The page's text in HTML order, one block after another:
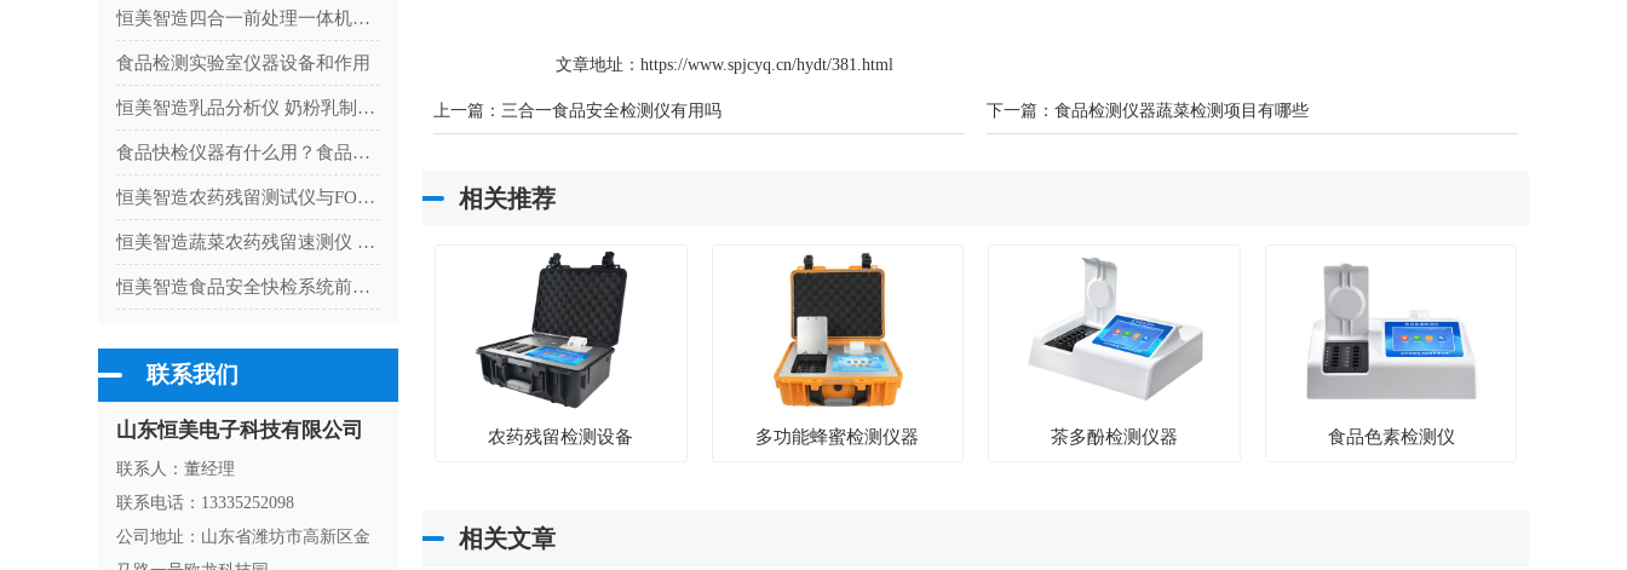
恒美智造四合一前处理一体机技术白皮书：食品前处理技术深度解读
食品检测实验室仪器设备和作用
恒美智造乳品分析仪 奶粉乳制品成分检测仪器客户案例集：多场景真实应用实录
食品快检仪器有什么用？食品快检仪器的功能
恒美智造农药残留测试仪与FOSS农残检测仪耗材成本与经济性对比
恒美智造蔬菜农药残留速测仪 农残检测试剂校准流程与计量检定实操指南
恒美智造食品安全快检系统前处理一体机校准流程与计量检定指南
联系我们
山东恒美电子科技有限公司
联系人：董经理
联系电话：13335252098
公司地址：山东省潍坊市高新区金
文章地址： https://www.spjcyq.cn/hydt/381.html
上一篇：三合一食品安全检测仪有用吗 下一篇：食品检测仪器蔬菜检测项目有哪些
相关推荐
农药残留检测设备 多功能蜂蜜检测仪器 茶多酚检测仪器 食品色素检测仪
相关文章